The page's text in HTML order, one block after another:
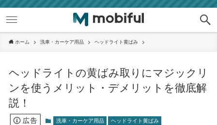
ホーム 洗車・カーケア用品 ヘッドライト黄ばみ
ヘッドライトの黄ばみ取りにマジックリ
ンを使うメリット・デメリットを徹底解
説！
洗車・カーケア用品 ヘッドライト黄ばみ